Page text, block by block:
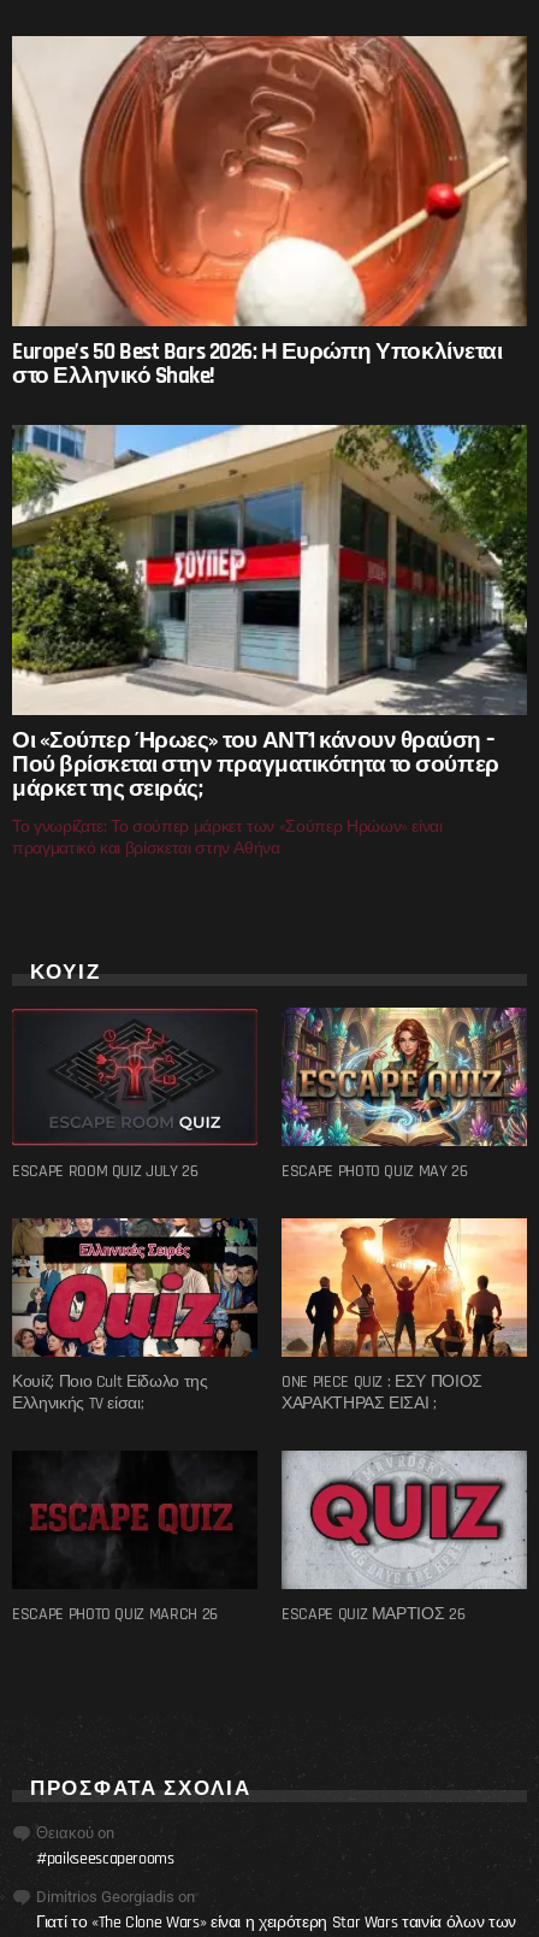
Europe’s 50 Best Bars 2026: Η Ευρώπη Υποκλίνεται
στο Ελληνικό Shake!
Οι «Σούπερ Ήρωες» του ΑΝΤ1 κάνουν θραύση –
Πού βρίσκεται στην πραγματικότητα το σούπερ
μάρκετ της σειράς;
Το γνωρίζατε; Το σούπερ μάρκετ των «Σούπερ Ηρώων» είναι
πραγματικό και βρίσκεται στην Αθήνα
ΚΟΥΙΖ
ESCAPE ROOM QUIZ JULY 26 ESCAPE PHOTO QUIZ MAY 26
Κουίζ: Ποιο Cult Είδωλο της
Ελληνικής TV είσαι;
ONE PIECE QUIZ : ΕΣΥ ΠΟΙΟΣ
ΧΑΡΑΚΤΗΡΑΣ ΕΙΣΑΙ ;
ESCAPE PHOTO QUIZ MARCH 26 ESCAPE QUIZ ΜΑΡΤΙΟΣ 26
ΠΡΌΣΦΑΤΑ ΣΧΌΛΙΑ
Θειακού on
#paikseescaperooms
Dimitrios Georgiadis on
Γιατί το «The Clone Wars» είναι η χειρότερη Star Wars ταινία όλων των